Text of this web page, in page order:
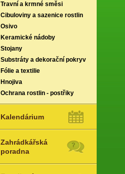
Travní a krmné směsi
Cibuloviny a sazenice rostlin
Osivo
Keramické nádoby
Stojany
Substráty a dekorační pokryv
Fólie a textilie
Hnojiva
Ochrana rostlin - postřiky
Kalendárium
Zahrádkářská
poradna